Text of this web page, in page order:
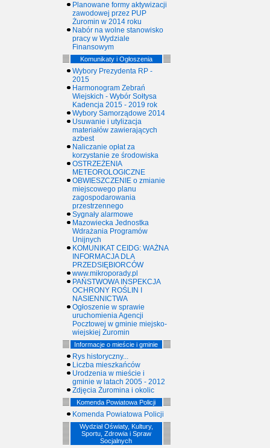
Planowane formy aktywizacji
zawodowej przez PUP
Żuromin w 2014 roku
Nabór na wolne stanowisko
pracy w Wydziale
Finansowym
Komunikaty i Ogłoszenia
Wybory Prezydenta RP -
2015
Harmonogram Zebrań
Wiejskich - Wybór Sołtysa
Kadencja 2015 - 2019 rok
Wybory Samorządowe 2014
Usuwanie i utylizacja
materiałów zawierających
azbest
Naliczanie opłat za
korzystanie ze środowiska
OSTRZEŻENIA
METEOROLOGICZNE
OBWIESZCZENIE o zmianie
miejscowego planu
zagospodarowania
przestrzennego
Sygnały alarmowe
Mazowiecka Jednostka
Wdrażania Programów
Unijnych
KOMUNIKAT CEIDG: WAŻNA
INFORMACJA DLA
PRZEDSIĘBIORCÓW
www.mikroporady.pl
PAŃSTWOWA INSPEKCJA
OCHRONY ROŚLIN I
NASIENNICTWA
Ogłoszenie w sprawie
uruchomienia Agencji
Pocztowej w gminie miejsko-
wiejskiej Żuromin
Informacje o mieście i gminie
Rys historyczny...
Liczba mieszkańców
Urodzenia w mieście i
gminie w latach 2005 - 2012
Zdjęcia Żuromina i okolic
Komenda Powiatowa Policji
Komenda Powiatowa Policji
Wydział Oświaty, Kultury,
Sportu, Zdrowia i Spraw
Socjalnych